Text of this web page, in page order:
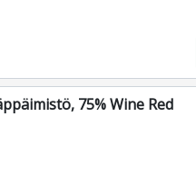
75% Wine Red